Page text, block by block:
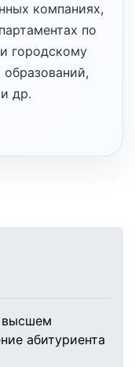
компаниях,
по
городскому
др.
высшем
абитуриента